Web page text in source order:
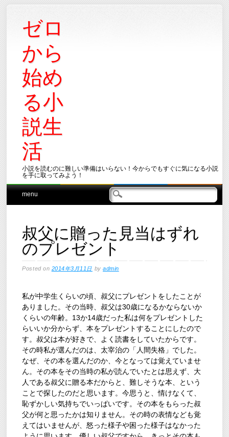
ゼロ
から
始め
る小
説生
活
小説を読むのに難しい準備はいらない！今からでもすぐに気になる小説
を手に取ってみよう！
Main menu
Skip
menu
叔父に贈った見当はずれ
のプレゼント
Posted on 2014年3月11日 byadmin
私が中学生くらいの頃、叔父にプレゼントをしたことが
ありました。その当時、叔父は30歳になるかならないか
くらいの年齢。13か14歳だった私は何をプレゼントした
らいいか分からず、本をプレゼントすることにしたので
す。叔父は本が好きで、よく読書をしていたからです。
その時私が選んだのは、太宰治の「人間失格」でした。
なぜ、その本を選んだのか、今となっては覚えていませ
ん。その本をその当時の私が読んでいたとは思えず、大
人である叔父に贈る本だからと、難しそうな本、という
ことで探したのだと思います。今思うと、情けなくて、
恥ずかしい気持ちでいっぱいです。その本をもらった叔
父が何と思ったかは知りません。その時の表情なども覚
えてはいませんが、怒った様子や困った様子はなかった